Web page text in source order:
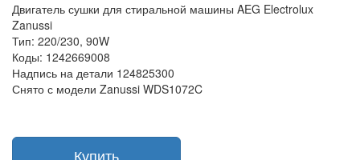
Двигатель сушки для стиральной машины AEG Electrolux
Zanussi
Тип: 220/230, 90W
Коды: 1242669008
Надпись на детали 124825300
Снято с модели Zanussi WDS1072C